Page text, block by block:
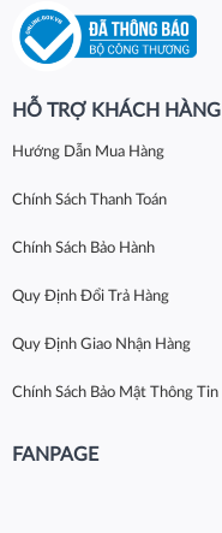
HỖ TRỢ KHÁCH HÀNG
Hướng Dẫn Mua Hàng
Chính Sách Thanh Toán
Chính Sách Bảo Hành
Quy Định Đổi Trả Hàng
Quy Định Giao Nhận Hàng
Chính Sách Bảo Mật Thông Tin
FANPAGE